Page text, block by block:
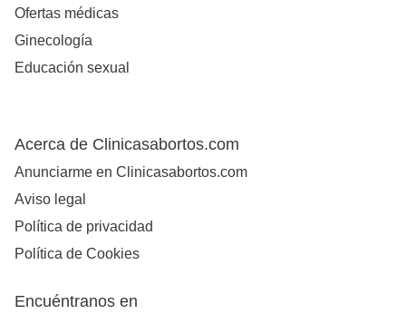
Ofertas médicas
Ginecología
Educación sexual
Acerca de Clinicasabortos.com
Anunciarme en Clinicasabortos.com
Aviso legal
Política de privacidad
Política de Cookies
Encuéntranos en